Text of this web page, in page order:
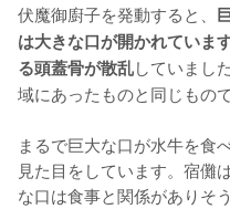
伏魔御廚子を発動すると、
は大きな口が開かれています
る頭蓋骨が散乱していまし
域にあったものと同じもので
まるで巨大な口が水牛を食
見た目をしています。宿儺
な口は食事と関係がありそう